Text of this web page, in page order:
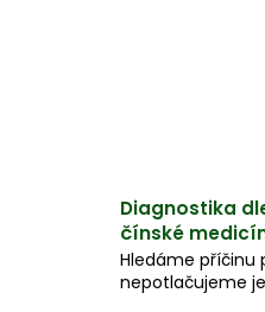
Diagnostika
čínské
Hledáme příčinu
nepotlačujeme